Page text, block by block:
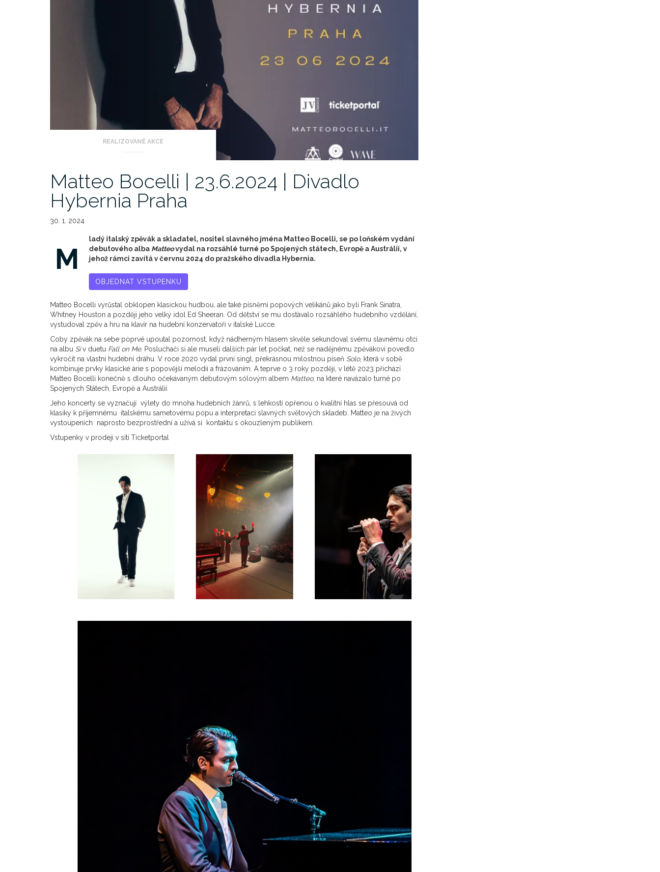
REALIZOVANÉ AKCE
Matteo Bocelli | 23.6.2024 | Divadlo
Hybernia Praha
30. 1. 2024
M
ladý italský zpěvák a skladatel, nositel slavného jména Matteo Bocelli, se po loňském vydání
debutového alba Matteovydal na rozsáhlé turné po Spojených státech, Evropě a Austrálii, v
jehož rámci zavítá v červnu 2024 do pražského divadla Hybernia.
OBJEDNAT VSTUPENKU
Matteo Bocelli vyrůstal obklopen klasickou hudbou, ale také písněmi popových velikánů jako byli Frank Sinatra,
Whitney Houston a později jeho velký idol Ed Sheeran. Od dětství se mu dostávalo rozsáhlého hudebního vzdělání,
vystudoval zpěv a hru na klavír na hudební konzervatoři v italské Lucce.
Coby zpěvák na sebe poprvé upoutal pozornost, když nádherným hlasem skvěle sekundoval svému slavnému otci
na albu Sív duetu Fall on Me. Posluchači si ale museli dalších pár let počkat, než se nadějnému zpěvákovi povedlo
vykročit na vlastní hudební dráhu. V roce 2020 vydal první singl, překrásnou milostnou píseň Solo, která v sobě
kombinuje prvky klasické árie s popovější melodií a frázováním. A teprve o 3 roky později, v létě 2023 přichází
Matteo Bocelli konečně s dlouho očekávaným debutovým sólovým albem Matteo, na které navázalo turné po
Spojených Státech, Evropě a Austrálii.
Jeho koncerty se vyznačují výlety do mnoha hudebních žánrů, s lehkostí opřenou o kvalitní hlas se přesouvá od
klasiky k příjemnému italskému sametovému popu a interpretaci slavných světových skladeb. Matteo je na živých
vystoupeních naprosto bezprostřední a užívá si kontaktu s okouzleným publikem.
Vstupenky v prodeji v síti Ticketportal